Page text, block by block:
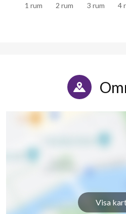
12
1 rum 2 rum 3 rum 4
Visa